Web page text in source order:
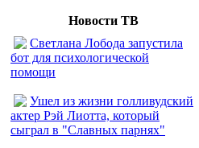
Новости ТВ
Светлана Лобода запустила
бот для психологической
помощи
Ушел из жизни голливудский
актер Рэй Лиотта, который
сыграл в "Славных парнях"